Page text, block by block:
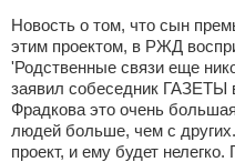
Новость о том, что сын
этим проектом, в РЖД
'Родственные связи еще
заявил собеседник ГАЗЕТЫ
Фрадкова это очень
людей больше, чем с
проект, и ему будет